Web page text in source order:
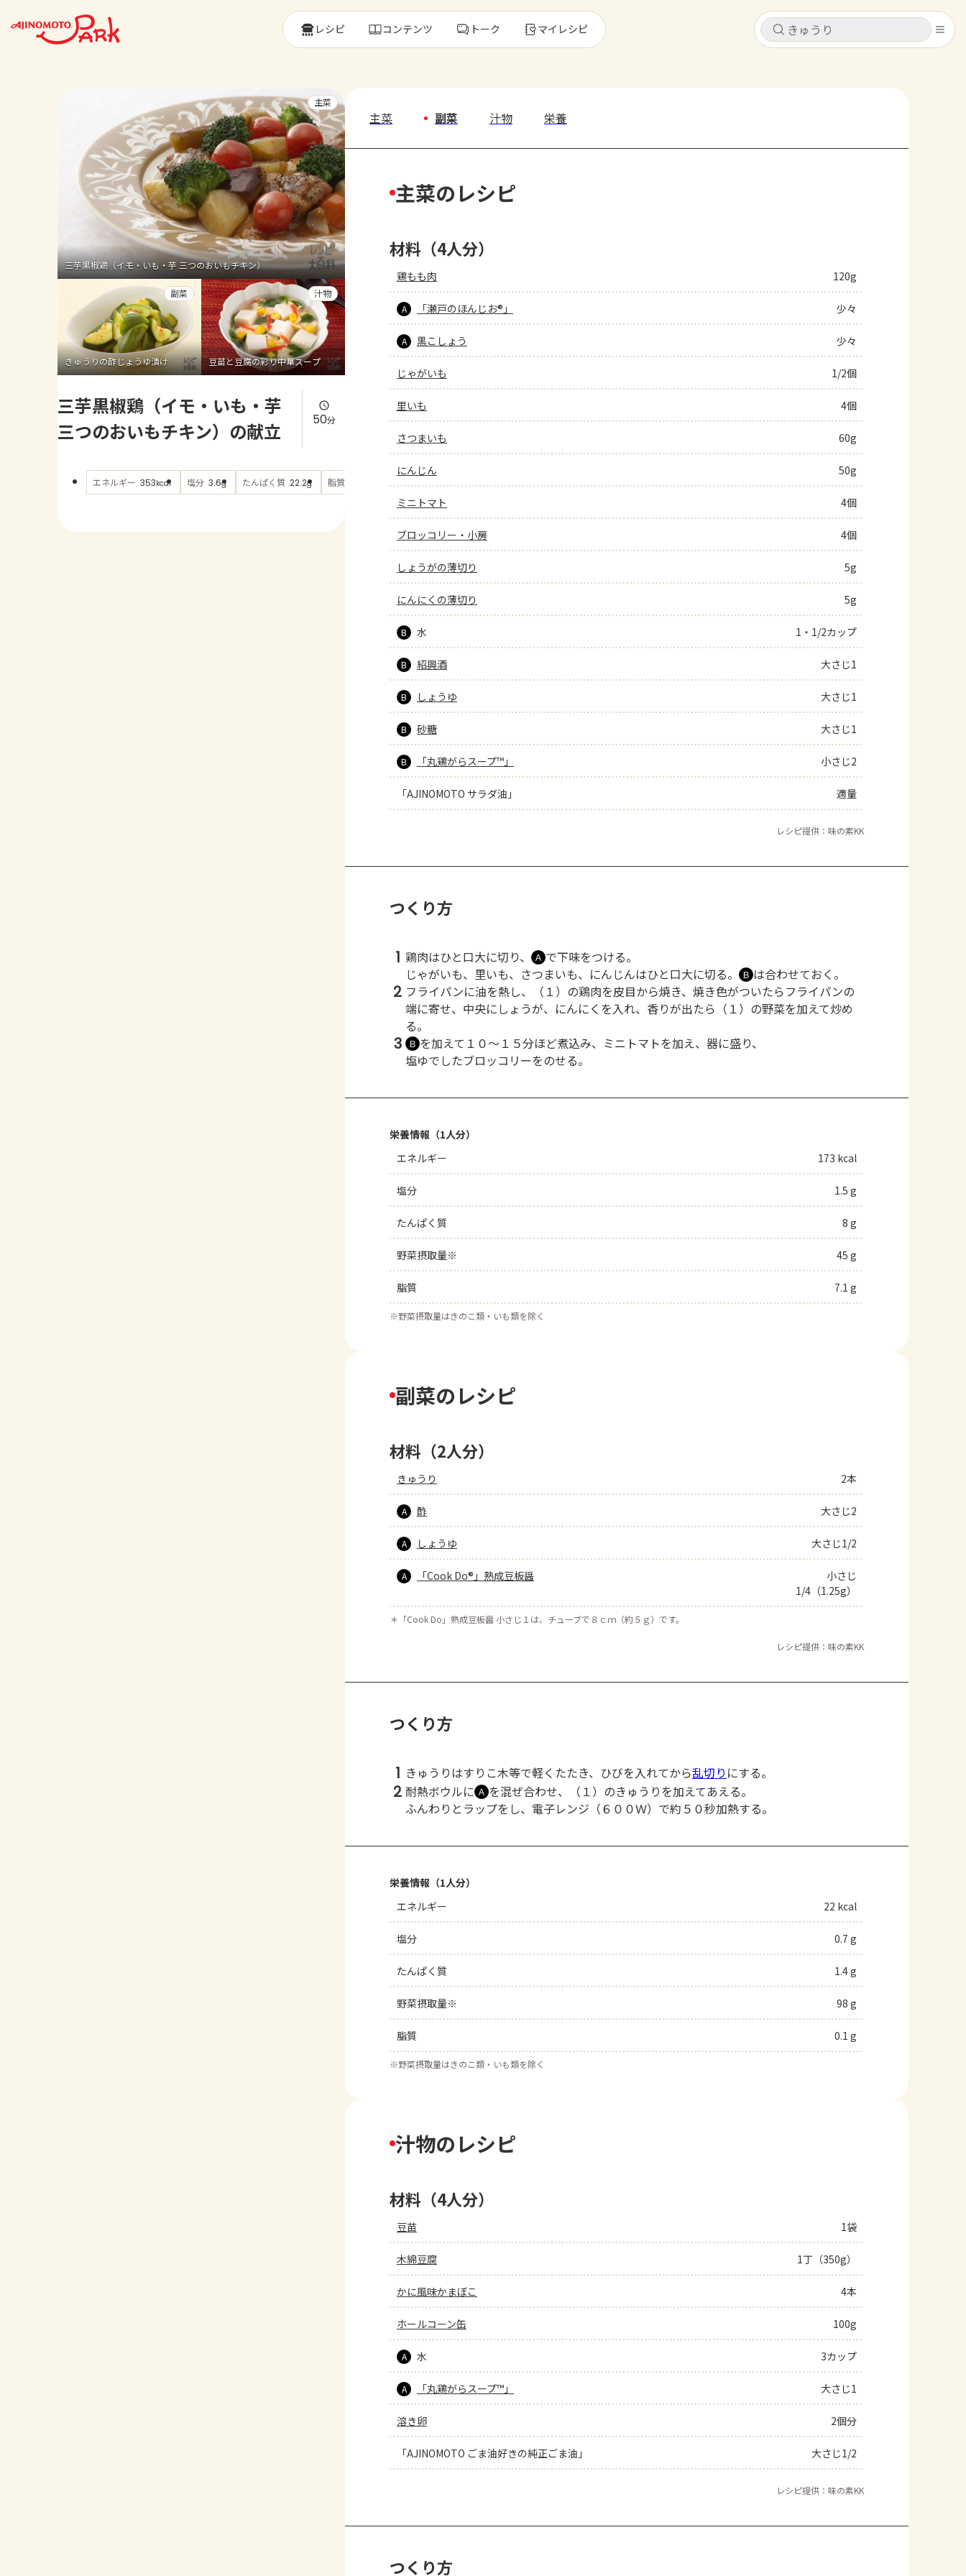
キャンセル
よくあるお問い合わせ
お買い物
キャンセル
レシピ コンテンツ トーク マイレシピ
三芋黒椒鶏（イモ・いも・芋 三つのおいもチキン）
主菜
きゅうりの酢じょうゆ漬け
副菜
豆苗と豆腐の彩り中華スープ
汁物
三芋黒椒鶏（イモ・いも・芋
三つのおいもチキン）の献立
50分
エネルギー 353kcal 塩分 3.6g たんぱく質 22.2g 脂質 もっと見る
主菜 副菜 汁物 栄養
主菜のレシピ
材料（4人分）
鶏もも肉 120g
A 「瀬戸のほんじお®」 少々
A 黒こしょう 少々
じゃがいも 1/2個
里いも 4個
さつまいも 60g
にんじん 50g
ミニトマト 4個
ブロッコリー・小房 4個
しょうがの薄切り 5g
にんにくの薄切り 5g
B 水 1・1/2カップ
B 紹興酒 大さじ1
B しょうゆ 大さじ1
B 砂糖 大さじ1
B 「丸鶏がらスープ™」 小さじ2
「AJINOMOTO サラダ油」 適量
レシピ提供：味の素KK
つくり方
1 鶏肉はひと口大に切り、 Ａ で下味をつける。
じゃがいも、里いも、さつまいも、にんじんはひと口大に切る。
Ｂ は合わせておく。
2 フライパンに油を熱し、（１）の鶏肉を皮目から焼き、焼き色がついたらフライパンの
端に寄せ、中央にしょうが、にんにくを入れ、香りが出たら（１）の野菜を加えて炒め
る。
3 Ｂ を加えて１０～１５分ほど煮込み、ミニトマトを加え、器に盛り、
塩ゆでしたブロッコリーをのせる。
栄養情報（1人分）
エネルギー
173 kcal
塩分 1.5 g
たんぱく質 8 g
野菜摂取量※ 45 g
脂質 7.1 g
※野菜摂取量はきのこ類・いも類を除く
副菜のレシピ
材料（2人分）
きゅうり 2本
A 酢 大さじ2
A しょうゆ 大さじ1/2
A 「Cook Do®」熟成豆板醤
小さじ
1/4（1.25g）
＊ 「Cook Do」熟成豆板醤 小さじ１は、チューブで８ｃｍ（約５ｇ）です。
レシピ提供：味の素KK
つくり方
1 きゅうりはすりこ木等で軽くたたき、ひびを入れてから乱切り にする。
2 耐熱ボウルに Ａ を混ぜ合わせ、（１）のきゅうりを加えてあえる。
ふんわりとラップをし、電子レンジ（６００Ｗ）で約５０秒加熱する。
栄養情報（1人分）
エネルギー
22 kcal
塩分 0.7 g
たんぱく質 1.4 g
野菜摂取量※ 98 g
脂質 0.1 g
※野菜摂取量はきのこ類・いも類を除く
汁物のレシピ
材料（4人分）
豆苗 1袋
木綿豆腐 1丁（350g）
かに風味かまぼこ 4本
ホールコーン缶 100g
A 水 3カップ
A 「丸鶏がらスープ™」 大さじ1
溶き卵 2個分
「AJINOMOTO ごま油好きの純正ごま油」 大さじ1/2
レシピ提供：味の素KK
つくり方